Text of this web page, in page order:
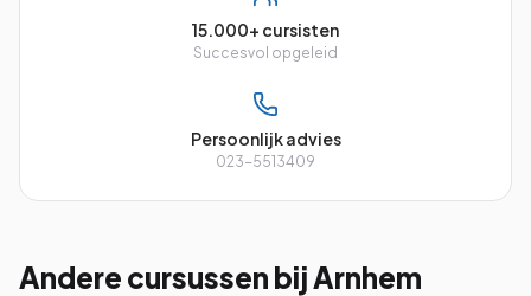
15.000+ cursisten
Succesvol opgeleid
Persoonlijk advies
023-5513409
Andere cursussen bij Arnhem